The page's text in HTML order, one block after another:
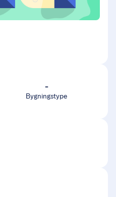
-
Bygningstype